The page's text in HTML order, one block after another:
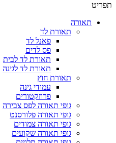
תאורה
תאורת לד
פאנל לד
פס לדים
תאורת לד לבית
תאורת לד לגינה
תאורת חוץ
עמודי גינה
פרוזקטורים
גופי תאורה לפס צבירה
גופי תאורה פלורסנט
גופי תאורה צמודים
גופי תאורה שקועים